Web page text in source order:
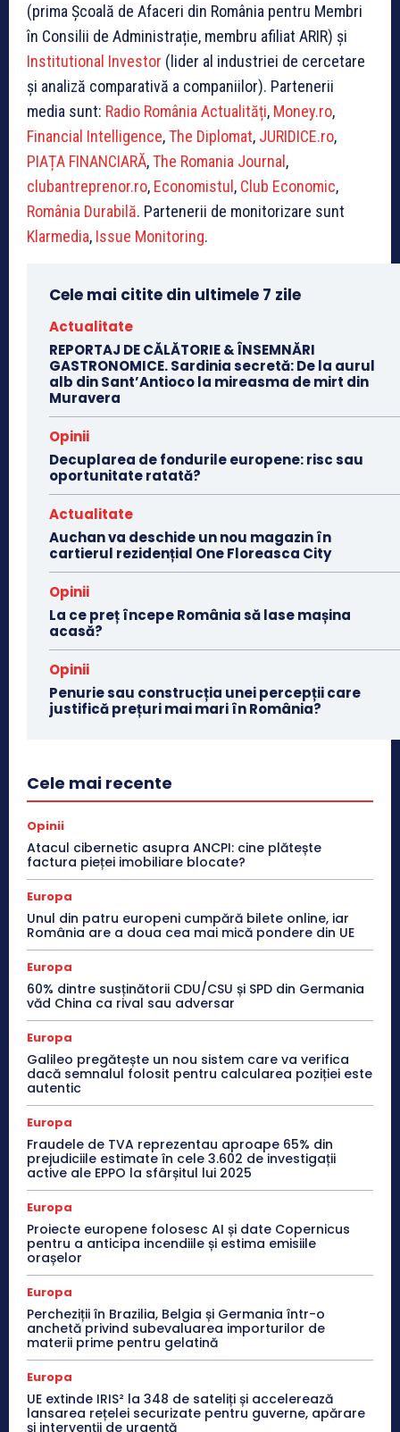
(prima Școală de Afaceri din România pentru Membri
în Consilii de Administrație, membru afiliat ARIR) și
Institutional Investor (lider al industriei de cercetare
și analiză comparativă a companiilor). Partenerii
media sunt: Radio România Actualități, Money.ro,
Financial Intelligence,The Diplomat, JURIDICE.ro,
PIAȚA FINANCIARĂ,The Romania Journal,
clubantreprenor.ro, Economistul, Club Economic,
România Durabilă. Partenerii de monitorizare sunt
Klarmedia, Issue Monitoring.
Cele mai citite din ultimele 7 zile
Actualitate
REPORTAJ DE CĂLĂTORIE & ÎNSEMNĂRI
GASTRONOMICE. Sardinia secretă: De la aurul
alb din Sant’Antioco la mireasma de mirt din
Muravera
Opinii
Decuplarea de fondurile europene: risc sau
oportunitate ratată?
Actualitate
Auchan va deschide un nou magazin în
cartierul rezidențial One Floreasca City
Opinii
La ce preț începe România să lase mașina
acasă?
Opinii
Penurie sau construcția unei percepții care
justifică prețuri mai mari în România?
Cele mai recente
Opinii
Atacul cibernetic asupra ANCPI: cine plătește
factura pieței imobiliare blocate?
Europa
Unul din patru europeni cumpără bilete online, iar
România are a doua cea mai mică pondere din UE
Europa
60% dintre susținătorii CDU/CSU și SPD din Germania
văd China ca rival sau adversar
Europa
Galileo pregătește un nou sistem care va verifica
dacă semnalul folosit pentru calcularea poziției este
autentic
Europa
Fraudele de TVA reprezentau aproape 65% din
prejudiciile estimate în cele 3.602 de investigații
active ale EPPO la sfârșitul lui 2025
Europa
Proiecte europene folosesc AI și date Copernicus
pentru a anticipa incendiile și estima emisiile
orașelor
Europa
Percheziții în Brazilia, Belgia și Germania într-o
anchetă privind subevaluarea importurilor de
materii prime pentru gelatină
Europa
UE extinde IRIS² la 348 de sateliți și accelerează
lansarea rețelei securizate pentru guverne, apărare
și intervenții de urgență